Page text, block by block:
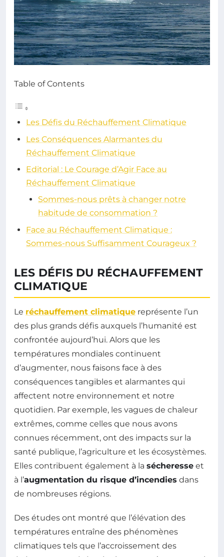
Table of Contents
Les Défis du Réchauffement Climatique
Les Conséquences Alarmantes du
Réchauffement Climatique
Editorial : Le Courage d’Agir Face au
Réchauffement Climatique
Sommes-nous prêts à changer notre
habitude de consommation ?
Face au Réchauffement Climatique :
Sommes-nous Suffisamment Courageux ?
LES DÉFIS DU RÉCHAUFFEMENT
CLIMATIQUE
Le réchauffement climatique représente l’un
des plus grands défis auxquels l’humanité est
confrontée aujourd’hui. Alors que les
températures mondiales continuent
d’augmenter, nous faisons face à des
conséquences tangibles et alarmantes qui
affectent notre environnement et notre
quotidien. Par exemple, les vagues de chaleur
extrêmes, comme celles que nous avons
connues récemment, ont des impacts sur la
santé publique, l’agriculture et les écosystèmes.
Elles contribuent également à la sécheresse et
à l’augmentation du risque d’incendies dans
de nombreuses régions.
Des études ont montré que l’élévation des
températures entraîne des phénomènes
climatiques tels que l’accroissement des